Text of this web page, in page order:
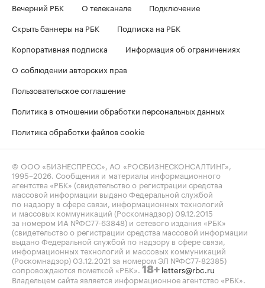
Вечерний РБК
О телеканале
Подключение
Скрыть баннеры на РБК
Подписка на РБК
Корпоративная подписка
Информация об ограничениях
О соблюдении авторских прав
Пользовательское соглашение
Политика в отношении обработки персональных данных
Политика обработки файлов cookie
© ООО «БИЗНЕСПРЕСС», АО «РОСБИЗНЕСКОНСАЛТИНГ»,
1995–2026 . Сообщения и материалы информационного
агентства «РБК» (свидетельство о регистрации средства
массовой информации выдано Федеральной службой
по надзору в сфере связи, информационных технологий
и массовых коммуникаций (Роскомнадзор) 09.12.2015
за номером ИА №ФС77-63848) и сетевого издания «РБК»
(свидетельство о регистрации средства массовой информации
выдано Федеральной службой по надзору в сфере связи,
информационных технологий и массовых коммуникаций
(Роскомнадзор) 03.12.2021 за номером ЭЛ №ФС77-82385)
сопровождаются пометкой «РБК». 18+ letters@rbc.ru
Владельцем сайта является информационное агентство «РБК».